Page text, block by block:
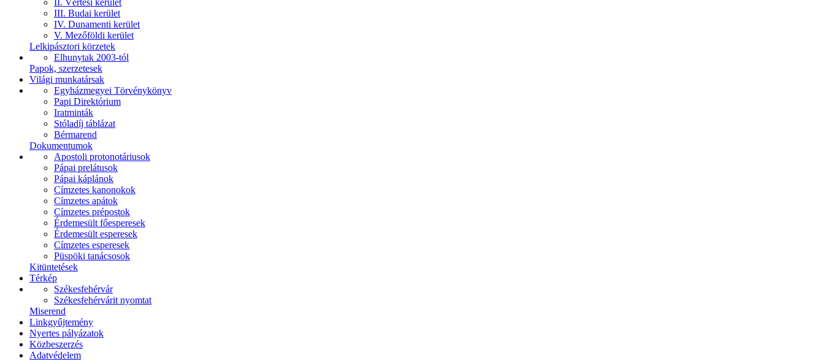
II. Vértesi kerület
III. Budai kerület
IV. Dunamenti kerület
V. Mezőföldi kerület
Lelkipásztori körzetek
Elhunytak 2003-tól
Papok, szerzetesek
Világi munkatársak
Egyházmegyei Törvénykönyv
Papi Direktórium
Iratminták
Stóladíj táblázat
Bérmarend
Dokumentumok
Apostoli protonotáriusok
Pápai prelátusok
Pápai káplánok
Címzetes kanonokok
Címzetes apátok
Címzetes prépostok
Érdemesült főesperesek
Érdemesült esperesek
Címzetes esperesek
Püspöki tanácsosok
Kitüntetések
Térkép
Székesfehérvár
Székesfehérvárit nyomtat
Miserend
Linkgyűjtemény
Nyertes pályázatok
Közbeszerzés
Adatvédelem